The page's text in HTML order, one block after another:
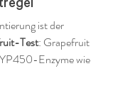
ist der
Test: Grapefruit
Enzyme wie